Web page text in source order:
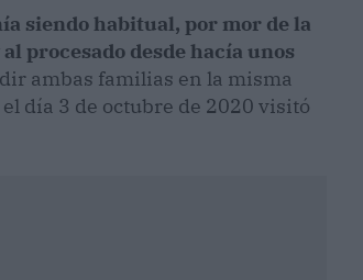
siendo habitual, por mor de la
procesado desde hacía unos
ambas familias en la misma
día 3 de octubre de 2020 visitó